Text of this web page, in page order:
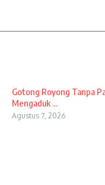
Gotong Royong Tanpa
Mengaduk ...
Agustus 7, 2026